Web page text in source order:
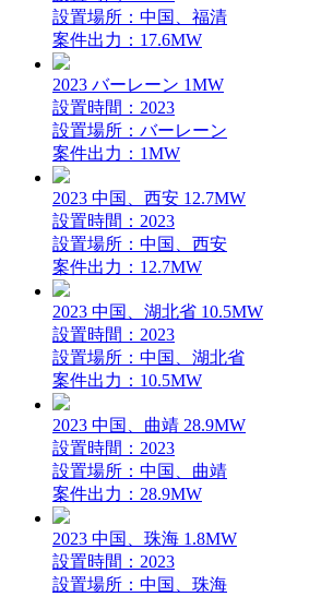
設置場所：中国、福清
案件出力：17.6MW
2023 バーレーン 1MW
設置時間：2023
設置場所：バーレーン
案件出力：1MW
2023 中国、西安 12.7MW
設置時間：2023
設置場所：中国、西安
案件出力：12.7MW
2023 中国、湖北省 10.5MW
設置時間：2023
設置場所：中国、湖北省
案件出力：10.5MW
2023 中国、曲靖 28.9MW
設置時間：2023
設置場所：中国、曲靖
案件出力：28.9MW
2023 中国、珠海 1.8MW
設置時間：2023
設置場所：中国、珠海